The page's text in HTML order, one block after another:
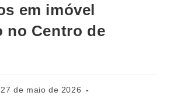
em imóvel
no Centro de
27 de maio de 2026